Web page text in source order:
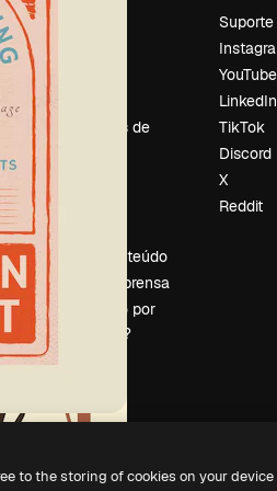
Preços
Reviews
Emprego
Tendências de
pesquisa
Blog
Eventos
Slidesgo
Vender conteúdo
Sala de imprensa
Procurando por
magnific.ai?
YouTube
LinkedIn
TikTok
Discord
X
Reddit
to the storing of cookies on your